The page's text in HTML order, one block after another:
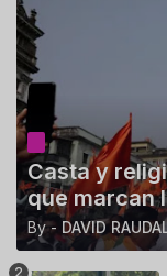
Casta y
que marcan
By - DAVID